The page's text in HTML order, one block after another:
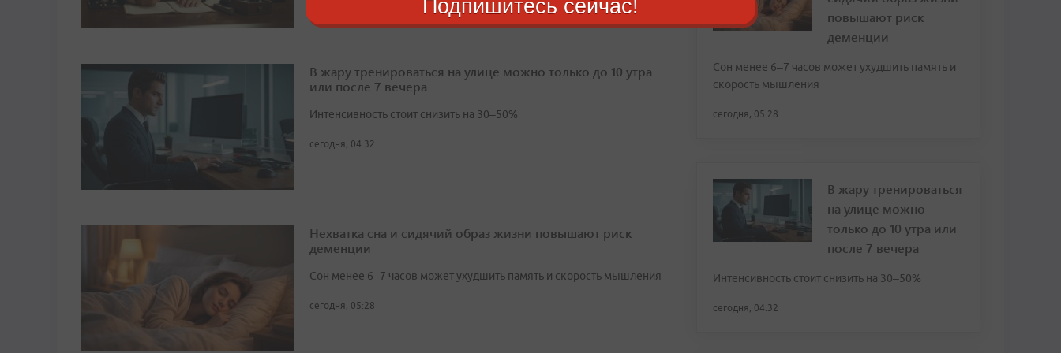
В жару тренироваться на улице можно только до 10 утра
или после 7 вечера
Интенсивность стоит снизить на 30–50%
сегодня, 04:32
Нехватка сна и сидячий образ жизни повышают риск
деменции
Сон менее 6–7 часов может ухудшить память и скорость мышления
сегодня, 05:28
повышают риск
деменции
Сон менее 6–7 часов может ухудшить память и
скорость мышления
сегодня, 05:28
В жару тренироваться
на улице можно
только до 10 утра или
после 7 вечера
Интенсивность стоит снизить на 30–50%
сегодня, 04:32
Подпишитесь сейчас!